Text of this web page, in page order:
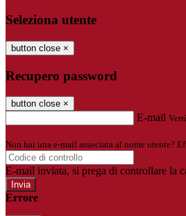
Seleziona utente
button close ×
Recupero password
button close ×
E-mail
Non hai una e-mail associata al nome utente?
E-mail inviata, si prega di controllare la
Errore